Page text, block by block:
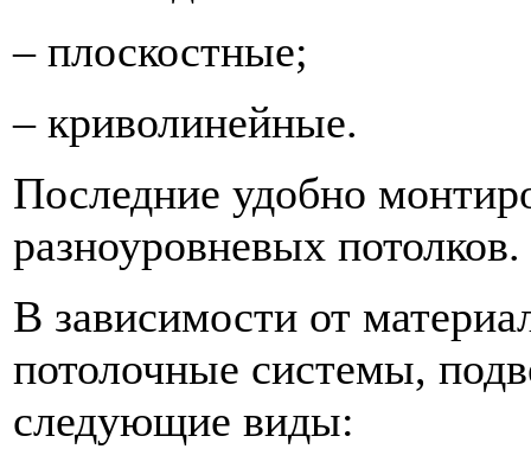
– плоскостные;
– криволинейные.
Последние удобно
разноуровневых потолков.
В зависимости от
потолочные системы,
следующие виды: